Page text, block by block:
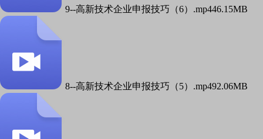
9--高新技术企业申报技巧（6）.mp446.15MB
8--高新技术企业申报技巧（5）.mp492.06MB